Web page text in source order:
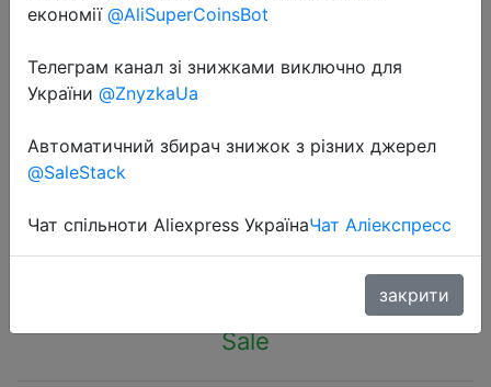
New kitchen accessories Stainless
steel apple cutter Slicer Vegetable
and fruit tools Fruit slicer Kitchen
gadgets Kitchen acces
$1.32
Sale
економії @AliSuperCoinsBot
Телеграм канал зі знижками виключно для
України @ZnyzkaUa
Автоматичний збирач знижок з різних джерел
@SaleStack
Чат спільноти Aliexpress УкраїнаЧат Аліекспресс
закрити